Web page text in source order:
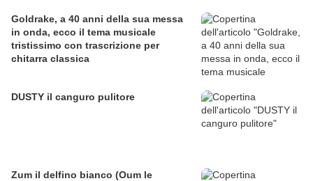
Goldrake, a 40 anni della sua messa
in onda, ecco il tema musicale
tristissimo con trascrizione per
chitarra classica
DUSTY il canguro pulitore
Zum il delfino bianco (Oum le